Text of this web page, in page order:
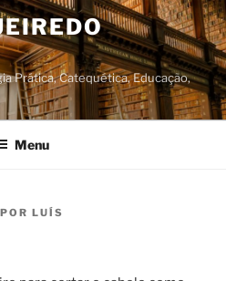
Prática, Catequética, Educação,
Menu
POR LUÍS